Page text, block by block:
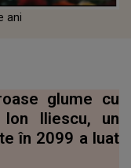
ani
glume cu
Iliescu, un
în 2099 a luat